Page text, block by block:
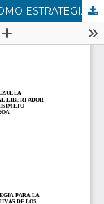
COMUNIDAD DE APRENDIZAJE COMO ESTRATEGIA PARA LA FORMACIÓN DOCENTE, DESDE LAS PERSPECTIVAS DE LOS PROFESORES Y PARTICIPANTES